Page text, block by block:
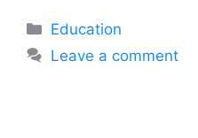
Categories
Education
Leave a comment